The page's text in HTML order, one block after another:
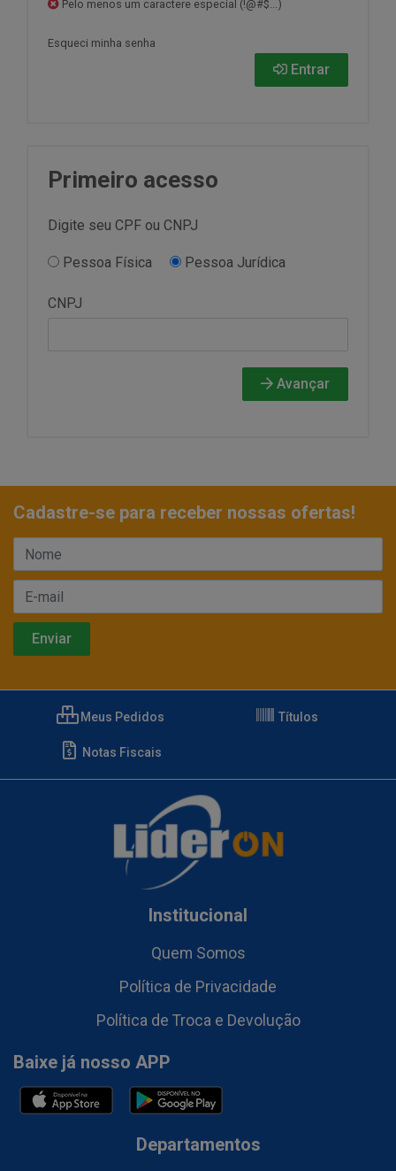
Pelo menos um caractere especial (!@#$...)
Esqueci minha senha
Entrar
Primeiro acesso
Digite seu CPF ou CNPJ
Pessoa Física Pessoa Jurídica
CNPJ
Avançar
Cadastre-se para receber nossas ofertas!
Meus Pedidos Títulos
Notas Fiscais
Institucional
Quem Somos
Política de Privacidade
Política de Troca e Devolução
Baixe já nosso APP
Departamentos